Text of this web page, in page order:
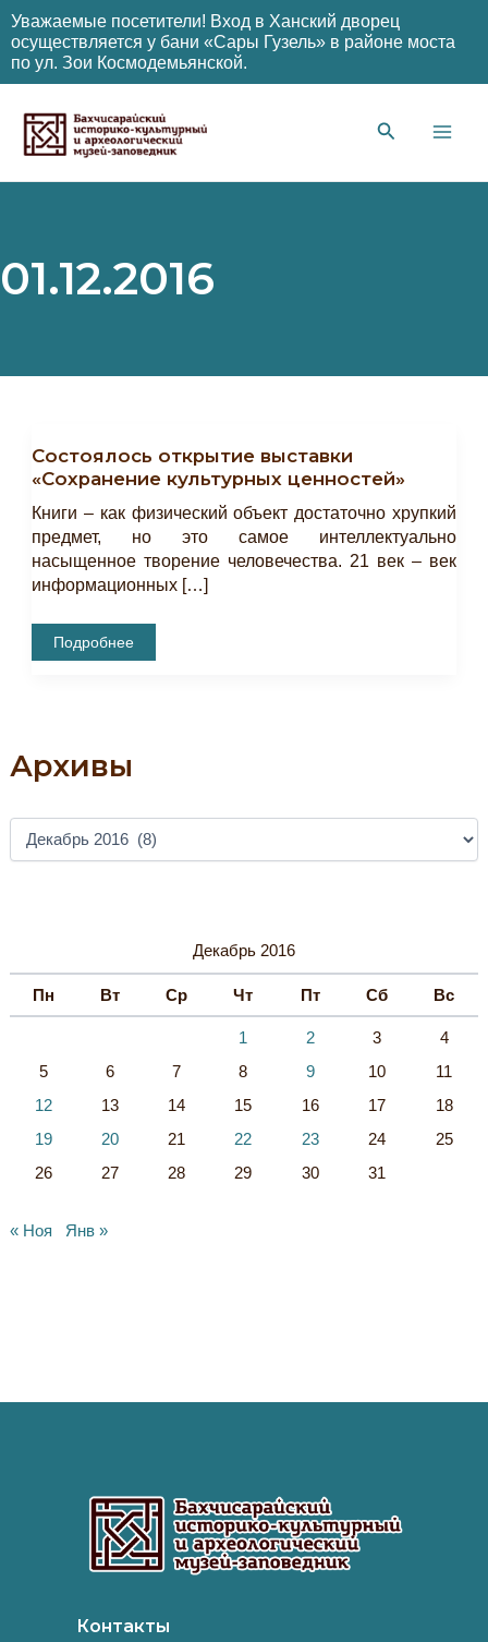
Уважаемые посетители! Вход в Ханский дворец
осуществляется у бани «Сары Гузель» в районе моста
по ул. Зои Космодемьянской.
содержимому
01.12.2016
Архивы
Декабрь 2016
Пн Вт Ср Чт Пт Сб Вс
1 2 3
4
5
6 7 8 9 10
11
12
13 14 15 16 17
18
19
20 21 22 23 24
25
26
27 28 29 30 31
« Ноя Янв »
Состоялось открытие выставки
«Сохранение культурных ценностей»
Книги – как физический объект достаточно хрупкий
предмет, но это самое интеллектуально
насыщенное творение человечества. 21 век – век
информационных […]
Состоялось
Открытие
Подробнее
Контакты